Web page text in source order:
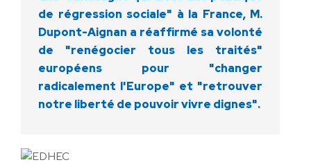
de régression sociale" à la France, M.
Dupont-Aignan a réaffirmé sa volonté
de "renégocier tous les traités"
européens pour "changer
radicalement l'Europe" et "retrouver
notre liberté de pouvoir vivre dignes".